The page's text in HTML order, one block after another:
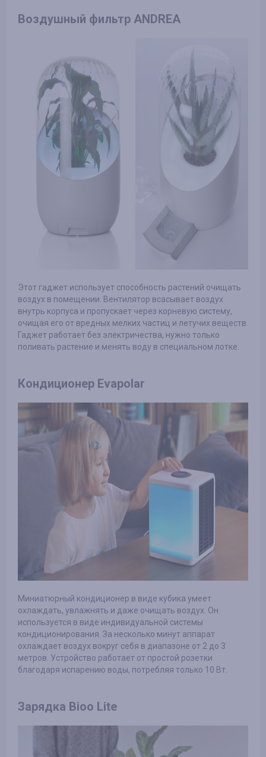
Воздушный фильтр ANDREA
Этот гаджет использует способность растений очищать
воздух в помещении. Вентилятор всасывает воздух
внутрь корпуса и пропускает через корневую систему,
очищая его от вредных мелких частиц и летучих веществ.
Гаджет работает без электричества, нужно только
поливать растение и менять воду в специальном лотке.
Кондиционер Evapolar
Миниатюрный кондиционер в виде кубика умеет
охлаждать, увлажнять и даже очищать воздух. Он
используется в виде индивидуальной системы
кондиционирования. За несколько минут аппарат
охлаждает воздух вокруг себя в диапазоне от 2 до 3
метров. Устройство работает от простой розетки
благодаря испарению воды, потребляя только 10 Вт.
Зарядка Bioo Lite